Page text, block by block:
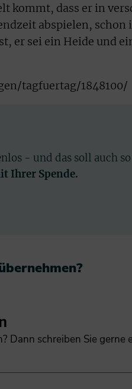
kommt, dass er in
abspielen, schon
er sei ein Heide und
tagfuertag/1848100/
- und das soll auch
Ihrer Spende.
Dann schreiben Sie